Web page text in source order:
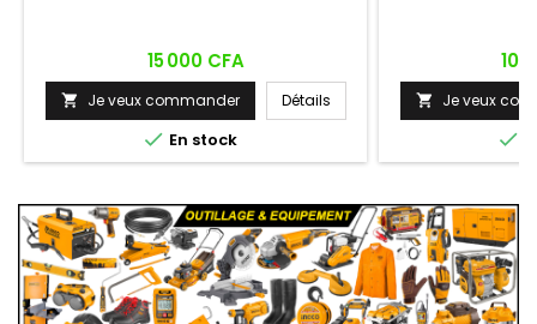
Prix
15 000 CFA
 Je veux commander Détails
 En stock
Prix
10
 Je veux
